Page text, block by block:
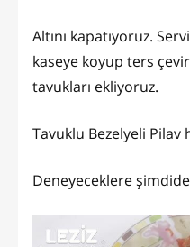
Altını kapatıyoruz.
kaseye koyup ters
tavukları ekliyoruz.
Tavuklu Bezelyeli Pilav
Deneyeceklere